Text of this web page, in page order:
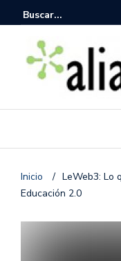
Inicio / LeWeb3: Lo
Educación 2.0